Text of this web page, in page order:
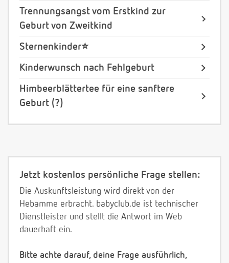
Trennungsangst vom Erstkind zur
Geburt von Zweitkind
Sternenkinder⭐️
Kinderwunsch nach Fehlgeburt
Himbeerblättertee für eine sanftere
Geburt (?)
Jetzt kostenlos persönliche Frage stellen:
Die Auskunftsleistung wird direkt von der
Hebamme erbracht. babyclub.de ist technischer
Dienstleister und stellt die Antwort im Web
dauerhaft ein.
Bitte achte darauf, deine Frage ausführlich,